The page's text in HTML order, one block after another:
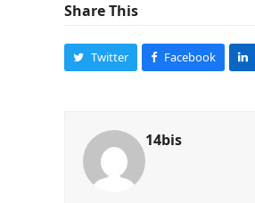
Share This
Twitter Facebook
14bis